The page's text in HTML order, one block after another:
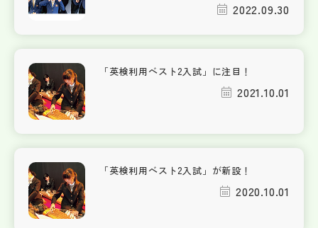
2022.09.30
「英検利用ベスト2入試」に注目！
2021.10.01
「英検利用ベスト2入試」が新設！
2020.10.01